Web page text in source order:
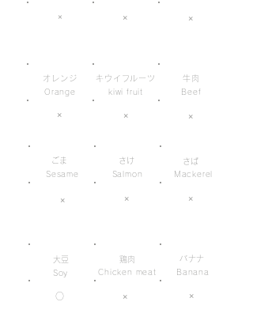
× × ×
Orange
×
キウイフルーツ
kiwi fruit
×
オレンジ
Beef
牛肉
×
Sesame
ごま
×
Salmon
さけ
×
Mackerel
さば
×
Soy
大豆
○
Chicken meat
鶏肉
×
Banana
バナナ
×